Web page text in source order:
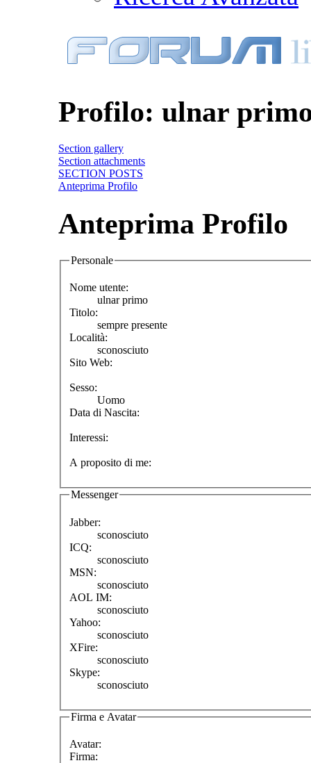
Profilo: ulnar
Section gallery
Section attachments
SECTION POSTS
Anteprima Profilo
Anteprima Profilo
Personale
Nome utente:
ulnar primo
Titolo:
sempre presente
Località:
sconosciuto
Sito Web:
Sesso:
Uomo
Data di Nascita:
Interessi:
A proposito di me:
Messenger
Jabber:
sconosciuto
ICQ:
sconosciuto
MSN:
sconosciuto
AOL IM:
sconosciuto
Yahoo:
sconosciuto
XFire:
sconosciuto
Skype:
sconosciuto
Firma e Avatar
Avatar:
Firma: